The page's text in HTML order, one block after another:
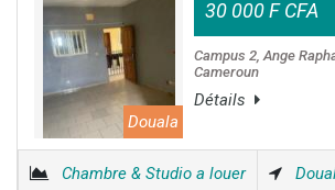
Douala
30 000 F CFA
Campus 2, Ange
Cameroun
Détails
Chambre & Studio a louer